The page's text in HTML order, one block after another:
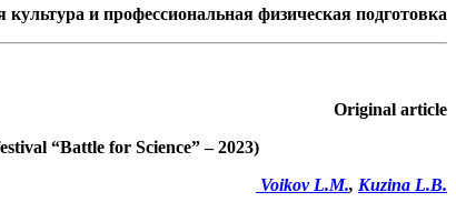
культура и профессиональная физическая подготовка
Original article
“Battle for Science” – 2023)
Voikov L.M., Kuzina L.B.